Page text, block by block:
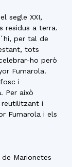
segle XXI,
residus a terra.
per tal de
tots
ho però
Fumarola.
i
Per això
i
Fumarola i els
de Marionetes